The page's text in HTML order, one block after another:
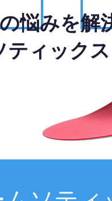
悩みを解
ティック